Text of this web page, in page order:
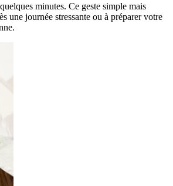
minutes. Ce geste simple mais
une journée stressante ou à préparer votre